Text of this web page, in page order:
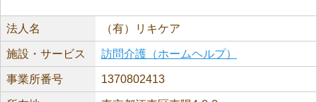
法人名 （有）リキケア
施設・サービス 訪問介護（ホームヘルプ）
事業所番号 1370802413